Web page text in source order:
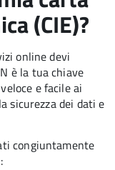
(CIE)?
online devi
è la tua chiave
e facile ai
sicurezza dei dati e
congiuntamente